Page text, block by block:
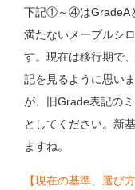
下記①～④はGradeA
満たないメープルシ
す。現在は移行期で
記を見るように思い
が、旧Grade表記の
としてください。新
ますね。
【現在の基準、選び方